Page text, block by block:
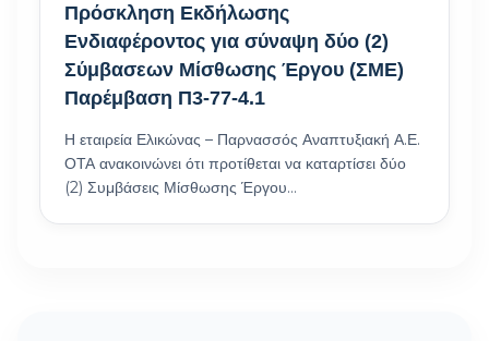
Πρόσκληση Εκδήλωσης
Ενδιαφέροντος για σύναψη δύο (2)
Σύμβασεων Μίσθωσης Έργου (ΣΜΕ)
Παρέμβαση Π3-77-4.1
Η εταιρεία Ελικώνας – Παρνασσός Αναπτυξιακή Α.Ε.
ΟΤΑ ανακοινώνει ότι προτίθεται να καταρτίσει δύο
(2) Συμβάσεις Μίσθωσης Έργου…